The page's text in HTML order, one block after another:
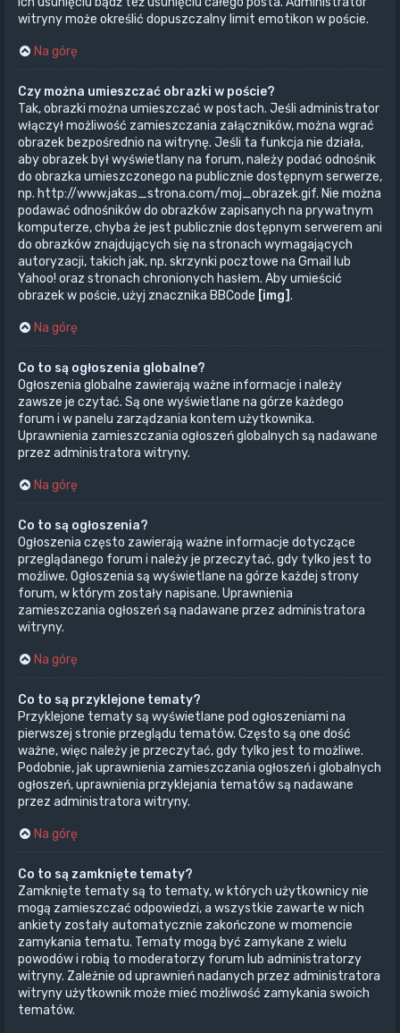
witryny może określić dopuszczalny limit emotikon w poście.
Na górę
Czy można umieszczać obrazki w poście?
Tak, obrazki można umieszczać w postach. Jeśli administrator
włączył możliwość zamieszczania załączników, można wgrać
obrazek bezpośrednio na witrynę. Jeśli ta funkcja nie działa,
aby obrazek był wyświetlany na forum, należy podać odnośnik
do obrazka umieszczonego na publicznie dostępnym serwerze,
np. http://www.jakas_strona.com/moj_obrazek.gif. Nie można
podawać odnośników do obrazków zapisanych na prywatnym
komputerze, chyba że jest publicznie dostępnym serwerem ani
do obrazków znajdujących się na stronach wymagających
autoryzacji, takich jak, np. skrzynki pocztowe na Gmail lub
Yahoo! oraz stronach chronionych hasłem. Aby umieścić
obrazek w poście, użyj znacznika BBCode [img].
Na górę
Co to są ogłoszenia globalne?
Ogłoszenia globalne zawierają ważne informacje i należy
zawsze je czytać. Są one wyświetlane na górze każdego
forum i w panelu zarządzania kontem użytkownika.
Uprawnienia zamieszczania ogłoszeń globalnych są nadawane
przez administratora witryny.
Na górę
Co to są ogłoszenia?
Ogłoszenia często zawierają ważne informacje dotyczące
przeglądanego forum i należy je przeczytać, gdy tylko jest to
możliwe. Ogłoszenia są wyświetlane na górze każdej strony
forum, w którym zostały napisane. Uprawnienia
zamieszczania ogłoszeń są nadawane przez administratora
witryny.
Na górę
Co to są przyklejone tematy?
Przyklejone tematy są wyświetlane pod ogłoszeniami na
pierwszej stronie przeglądu tematów. Często są one dość
ważne, więc należy je przeczytać, gdy tylko jest to możliwe.
Podobnie, jak uprawnienia zamieszczania ogłoszeń i globalnych
ogłoszeń, uprawnienia przyklejania tematów są nadawane
przez administratora witryny.
Na górę
Co to są zamknięte tematy?
Zamknięte tematy są to tematy, w których użytkownicy nie
mogą zamieszczać odpowiedzi, a wszystkie zawarte w nich
ankiety zostały automatycznie zakończone w momencie
zamykania tematu. Tematy mogą być zamykane z wielu
powodów i robią to moderatorzy forum lub administratorzy
witryny. Zależnie od uprawnień nadanych przez administratora
witryny użytkownik może mieć możliwość zamykania swoich
tematów.